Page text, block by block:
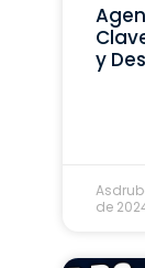
y
de